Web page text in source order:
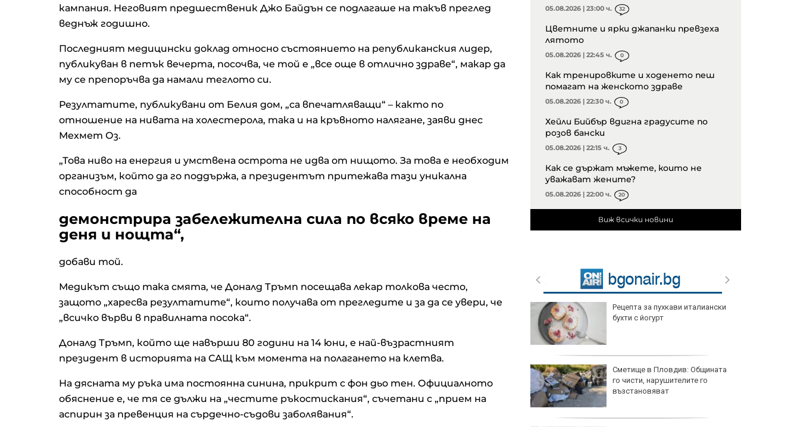
кампания. Неговият предшественик Джо Байдън се подлагаше на такъв преглед
веднъж годишно.
Последният медицински доклад относно състоянието на републиканския лидер,
публикуван в петък вечерта, посочва, че той е „все още в отлично здраве“, макар да
му се препоръчва да намали теглото си.
Резултатите, публикувани от Белия дом, „са впечатляващи“ – както по
отношение на нивата на холестерола, така и на кръвното налягане, заяви днес
Мехмет Оз.
„Това ниво на енергия и умствена острота не идва от нищото. За това е необходим
организъм, който да го поддържа, а президентът притежава тази уникална
способност да
демонстрира забележителна сила по всяко време на
деня и нощта“,
добави той.
Медикът също така смята, че Доналд Тръмп посещава лекар толкова често,
защото „харесва резултатите“, които получава от прегледите и за да се увери, че
„всичко върви в правилната посока“.
Доналд Тръмп, който ще навърши 80 години на 14 юни, е най-възрастният
президент в историята на САЩ към момента на полагането на клетва.
На дясната му ръка има постоянна синина, прикрит с фон дьо тен. Официалното
обяснение е, че тя се дължи на „честите ръкостискания“, съчетани с „прием на
аспирин за превенция на сърдечно-съдови заболявания“.
05.08.2026 | 23:00 ч. 32
Цветните и ярки джапанки превзеха
лятото
05.08.2026 | 22:45 ч. 0
Как тренировките и ходенето пеш
помагат на женското здраве
05.08.2026 | 22:30 ч. 0
Хейли Бийбър вдигна градусите по
розов бански
05.08.2026 | 22:15 ч. 3
Как се държат мъжете, които не
уважават жените?
05.08.2026 | 22:00 ч. 20
Виж всички новини
Силни отчети и ръст при Nvidia
насочиха Dow Jones към нов
Рецепта за пухкави италиански
го чисти, нарушителите го
възстановяват
Спортът по телевизията днес, 6
август
Мачовете по телевизията днес, 6
август